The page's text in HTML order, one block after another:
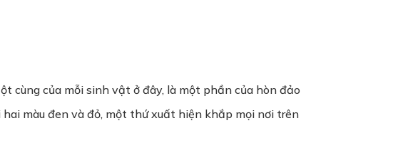
cùng của mỗi sinh vật ở đây, là một phần của hòn đảo
màu đen và đỏ, một thứ xuất hiện khắp mọi nơi trên